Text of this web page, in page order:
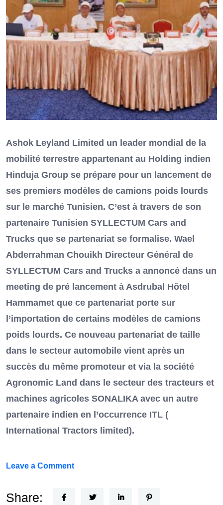
Ashok Leyland Limited un leader mondial de la
mobilité terrestre appartenant au Holding indien
Hinduja Group se prépare pour un lancement de
ses premiers modèles de camions poids lourds
sur le marché Tunisien. C’est à travers de son
partenaire Tunisien SYLLECTUM Cars and
Trucks que se partenariat se formalise. Wael
Abderrahman Chouikh Directeur Général de
SYLLECTUM Cars and Trucks a annoncé dans un
meeting de pré lancement à Asdrubal Hôtel
Hammamet que ce partenariat porte sur
l’importation de certains modèles de camions
poids lourds. Ce nouveau partenariat de taille
dans le secteur automobile vient après un
succès du même promoteur et via la société
Agronomic Land dans le secteur des tracteurs et
machines agricoles SONALIKA avec un autre
partenaire indien en l’occurrence ITL (
International Tractors limited).
Leave a Commenton
Nouvel
Share: